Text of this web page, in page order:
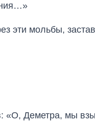
эти мольбы,
«О, Деметра, мы